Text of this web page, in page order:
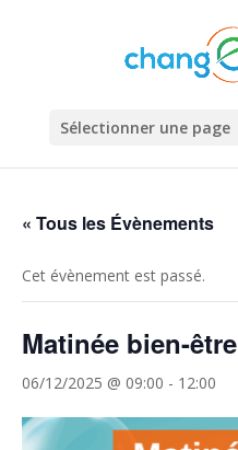
Sélectionner une page
« Tous les Évènements
Cet évènement est passé.
Matinée bien-être
06/12/2025 @ 09:00 - 12:00